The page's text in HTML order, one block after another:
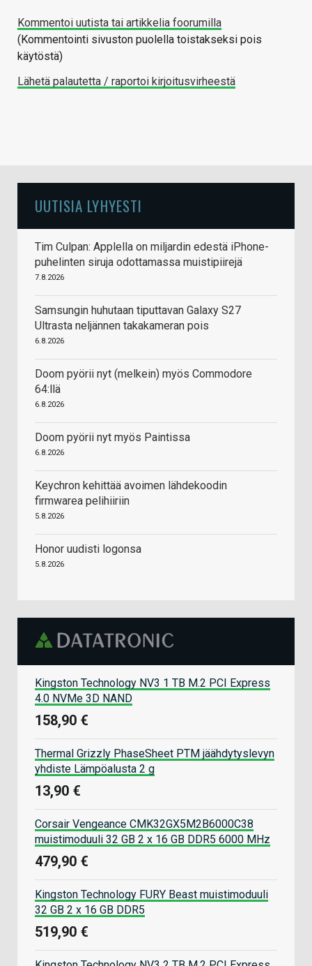
Kommentoi uutista tai artikkelia foorumilla
(Kommentointi sivuston puolella toistakseksi pois
käytöstä)
Lähetä palautetta / raportoi kirjoitusvirheestä
UUTISIA LYHYESTI
Tim Culpan: Applella on miljardin edestä iPhone-
puhelinten siruja odottamassa muistipiirejä
7.8.2026
Samsungin huhutaan tiputtavan Galaxy S27
Ultrasta neljännen takakameran pois
6.8.2026
Doom pyörii nyt (melkein) myös Commodore
64:llä
6.8.2026
Doom pyörii nyt myös Paintissa
6.8.2026
Keychron kehittää avoimen lähdekoodin
firmwarea pelihiiriin
5.8.2026
Honor uudisti logonsa
5.8.2026
Kingston Technology NV3 1 TB M.2 PCI Express
4.0 NVMe 3D NAND
158,90 €
Thermal Grizzly PhaseSheet PTM jäähdytyslevyn
yhdiste Lämpöalusta 2 g
13,90 €
Corsair Vengeance CMK32GX5M2B6000C38
muistimoduuli 32 GB 2 x 16 GB DDR5 6000 MHz
479,90 €
Kingston Technology FURY Beast muistimoduuli
32 GB 2 x 16 GB DDR5
519,90 €